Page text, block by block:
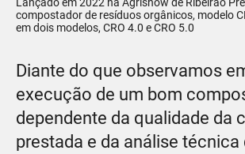
compostador de resíduos orgânicos, modelo
em dois modelos, CRO 4.0 e CRO 5.0
Diante do que observamos
execução de um bom
dependente da qualidade da
prestada e da análise técnica